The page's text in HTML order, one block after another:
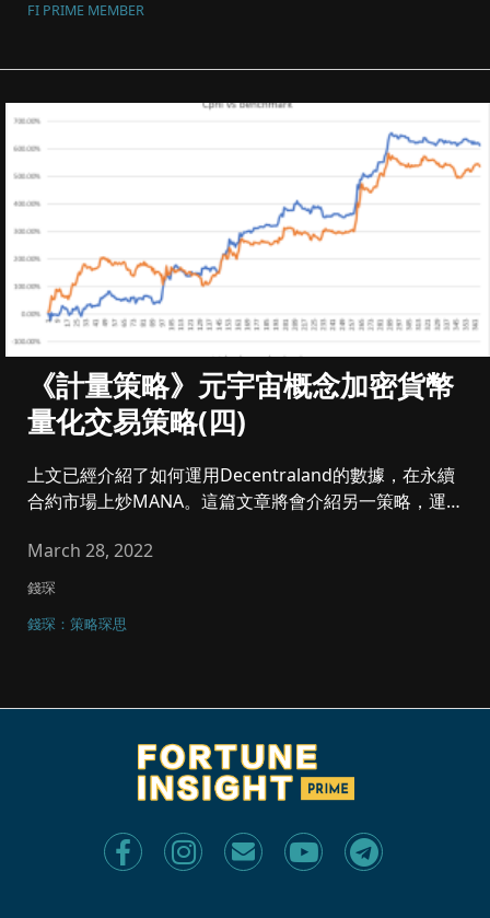
FI PRIME MEMBER
《計量策略》元宇宙概念加密貨幣
量化交易策略(四)
上文已經介紹了如何運用Decentraland的數據，在永續
合約市場上炒MANA。這篇文章將會介紹另一策略，運用
March 28, 2022
錢琛
錢琛：策略琛思